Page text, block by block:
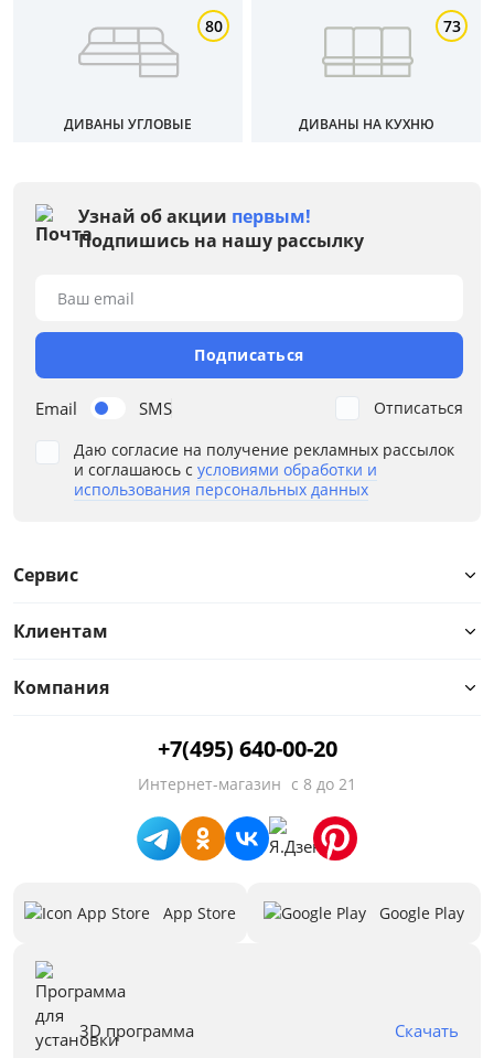
Раскладной
Конфигурация
Назначение
Ортопедическое основание
Подлокотники
Расположение угла
Ящик для белья
Глубина сиденья, см
Предложения
80
ДИВАНЫ УГЛОВЫЕ
73
ДИВАНЫ НА КУХНЮ
Узнай об акции первым!
Подпишись на нашу рассылку
Email SMS
Ваш email
Подписаться
Даю согласие на получение рекламных рассылок
и соглашаюсь с условиями обработки и
использования персональных данных
Отписаться
Сервис
Клиентам
Компания
+7(495) 640-00-20
Интернет-магазин с 8 до 21
App Store Google Play
3D программа Скачать